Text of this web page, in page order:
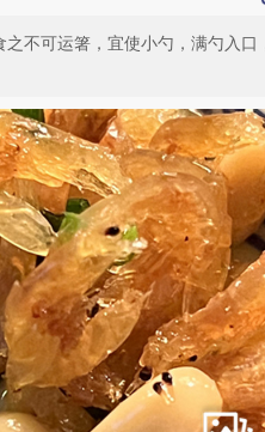
不可运箸，宜使小勺，满勺入口